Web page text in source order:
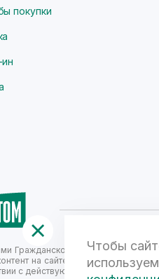
покупки
ин
Гражданского кодекса
на сайте не является
с действующим
Чтобы
используем